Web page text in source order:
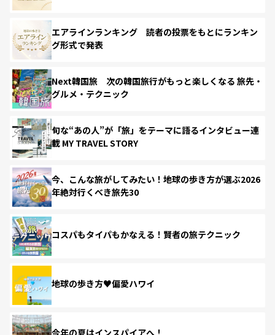
エアラインランキング 読者の投票をもとにランキン
グ形式で発表
Next韓国旅 次の韓国旅行がもっと楽しくなる 旅先・
グルメ・テクニック
旬な“あの人”が「旅」をテーマに語るインタビュー連
載 MY TRAVEL STORY
今、こんな旅がしてみたい！地球の歩き方が選ぶ2026
年絶対行くべき旅先30
コスパもタイパもかなえる！賢者の旅テクニック
地球の歩き方♥偏愛ハワイ